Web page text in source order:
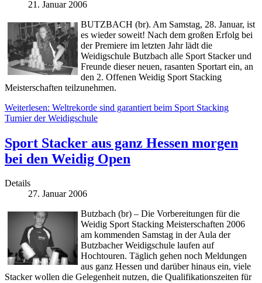
21. Januar 2006
BUTZBACH (br). Am Samstag, 28. Januar, ist
es wieder soweit! Nach dem großen Erfolg bei
der Premiere im letzten Jahr lädt die
Weidigschule Butzbach alle Sport Stacker und
Freunde dieser neuen, rasanten Sportart ein, an
den 2. Offenen Weidig Sport Stacking
Meisterschaften teilzunehmen.
Weiterlesen: Weltrekorde sind garantiert beim Sport Stacking
Turnier der Weidigschule
Sport Stacker aus ganz Hessen morgen
bei den Weidig Open
Details
27. Januar 2006
Butzbach (br) – Die Vorbereitungen für die
Weidig Sport Stacking Meisterschaften 2006
am kommenden Samstag in der Aula der
Butzbacher Weidigschule laufen auf
Hochtouren. Täglich gehen noch Meldungen
aus ganz Hessen und darüber hinaus ein, viele
Stacker wollen die Gelegenheit nutzen, die Qualifikationszeiten für